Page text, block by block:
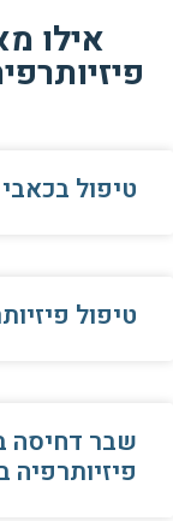
אילו
טיפול
טיפול
שבר דחיסה